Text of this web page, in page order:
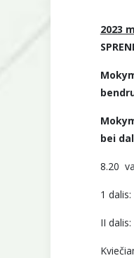
2023
bei
8.20
1
II